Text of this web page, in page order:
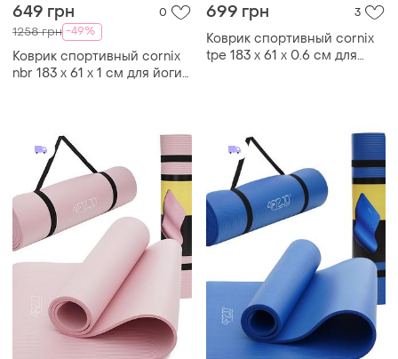
649 грн 0
1258 грн -49%
Коврик спортивный cornix
nbr 183 x 61 x 1 cм для йоги
699 грн 3
Коврик спортивный cornix
tpe 183 x 61 x 0.6 cм для